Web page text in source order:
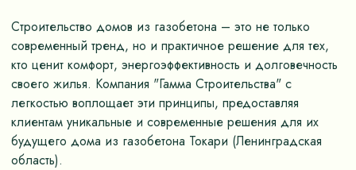
Строительство домов из газобетона – это не только
современный тренд, но и практичное решение для тех,
кто ценит комфорт, энергоэффективность и долговечность
своего жилья. Компания "Гамма Строительства" с
легкостью воплощает эти принципы, предоставляя
клиентам уникальные и современные решения для их
будущего дома из газобетона Токари (Ленинградская
область).